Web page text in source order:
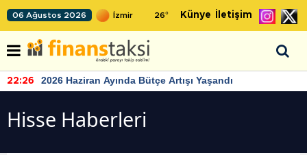
06 Ağustos 2026 26° Künye İletişim
22:26 2026 Haziran Ayında Bütçe Artışı Yaşandı
Hisse Haberleri